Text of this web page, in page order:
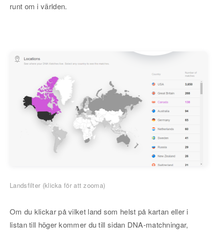
runt om i världen.
Landsfilter (klicka för att zooma)
Om du klickar på vilket land som helst på kartan eller i
listan till höger kommer du till sidan DNA-matchningar,